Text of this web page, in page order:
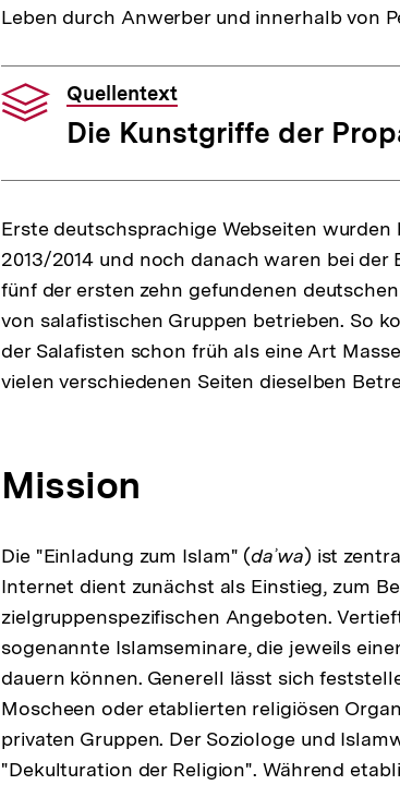
Leben durch Anwerber und innerhalb von
Quellentext
Die Kunstgriffe der
Erste deutschsprachige Webseiten
2013/2014 und noch danach waren bei
fünf der ersten zehn gefundenen
von salafistischen Gruppen betrieben. So
der Salafisten schon früh als eine Art
vielen verschiedenen Seiten dieselben
Mission
Die "Einladung zum Islam" (daʾwa) ist
Internet dient zunächst als Einstieg, zum
zielgruppenspezifischen Angeboten.
sogenannte Islamseminare, die jeweils
dauern können. Generell lässt sich
Moscheen oder etablierten religiösen
privaten Gruppen. Der Soziologe und
"Dekulturation der Religion". Während